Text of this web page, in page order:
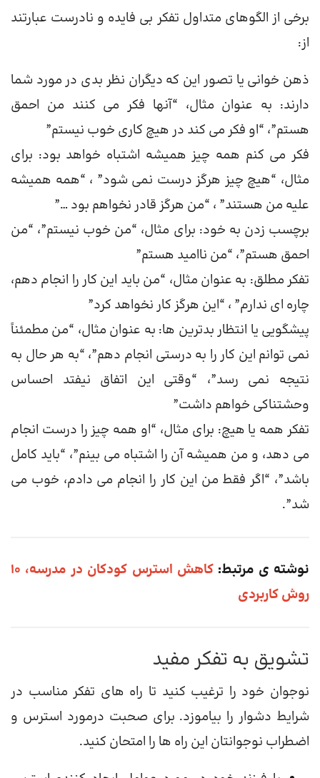
برخی از الگوهای متداول تفکر بی فایده و نادرست عبارتند
از:
ذهن خوانی یا تصور این که دیگران نظر بدی در مورد شما
دارند: به عنوان مثال، “آنها فکر می کنند من احمق
هستم”، “او فکر می کند در هیچ کاری خوب نیستم”
فکر می کنم همه چیز همیشه اشتباه خواهد بود: برای
مثال، “هیچ چیز هرگز درست نمی شود” ، “همه همیشه
علیه من هستند” ، “من هرگز قادر نخواهم بود …”
برچسب زدن به خود: برای مثال، “من خوب نیستم”، “من
احمق هستم”، “من ناامید هستم”
تفکر مطلق: به عنوان مثال، “من باید این کار را انجام دهم،
چاره ای ندارم” ، “این هرگز کار نخواهد کرد”
پیشگویی یا انتظار بدترین ها: به عنوان مثال، “من مطمئناً
نمی توانم این کار را به درستی انجام دهم”، “به هر حال به
نتیجه نمی رسد”، “وقتی این اتفاق نیفتد احساس
وحشتناکی خواهم داشت”
تفکر همه یا هیچ: برای مثال، “او همه چیز را درست انجام
می دهد، و من همیشه آن را اشتباه می بینم”، “باید کامل
باشد”، “اگر فقط من این کار را انجام می دادم، خوب می
شد”.
نوشته ی مرتبط:
کاهش استرس کودکان در مدرسه، ۱۰
روش کاربردی
تشویق به تفکر مفید
نوجوان خود را ترغیب کنید تا راه های تفکر مناسب در
شرایط دشوار را بیاموزد. برای صحبت درمورد استرس و
اضطراب نوجوانتان این راه ها را امتحان کنید.